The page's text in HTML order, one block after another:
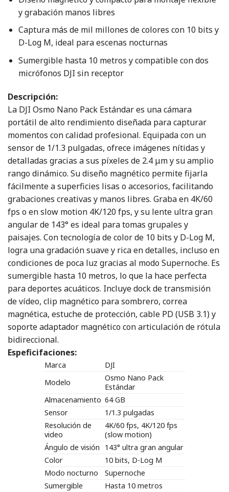
y grabación manos libres
Captura más de mil millones de colores con 10 bits y
D-Log M, ideal para escenas nocturnas
Sumergible hasta 10 metros y compatible con dos
micrófonos DJI sin receptor
Descripción:
La DJI Osmo Nano Pack Estándar es una cámara
portátil de alto rendimiento diseñada para capturar
momentos con calidad profesional. Equipada con un
sensor de 1/1.3 pulgadas, ofrece imágenes nítidas y
detalladas gracias a sus píxeles de 2.4 μm y su amplio
rango dinámico. Su diseño magnético permite fijarla
fácilmente a superficies lisas o accesorios, facilitando
grabaciones creativas y manos libres. Graba en 4K/60
fps o en slow motion 4K/120 fps, y su lente ultra gran
angular de 143° es ideal para tomas grupales y
paisajes. Con tecnología de color de 10 bits y D-Log M,
logra una gradación suave y rica en detalles, incluso en
condiciones de poca luz gracias al modo Supernoche. Es
sumergible hasta 10 metros, lo que la hace perfecta
para deportes acuáticos. Incluye dock de transmisión
de vídeo, clip magnético para sombrero, correa
magnética, estuche de protección, cable PD (USB 3.1) y
soporte adaptador magnético con articulación de rótula
bidireccional.
Espeficifaciones:
Marca
DJI
Modelo
Osmo Nano Pack
Estándar
Almacenamiento 64 GB
Sensor
1/1.3 pulgadas
Resolución de
video
4K/60 fps, 4K/120 fps
(slow motion)
Ángulo de visión
143° ultra gran angular
Color
10 bits, D-Log M
Modo nocturno
Supernoche
Sumergible
Hasta 10 metros